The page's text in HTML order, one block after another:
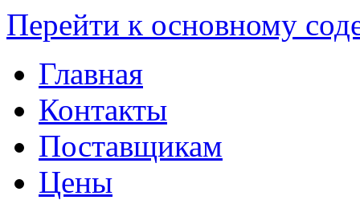
Перейти к основному
Главная
Контакты
Поставщикам
Цены